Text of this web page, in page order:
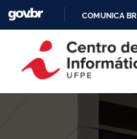
COMUNICA BR